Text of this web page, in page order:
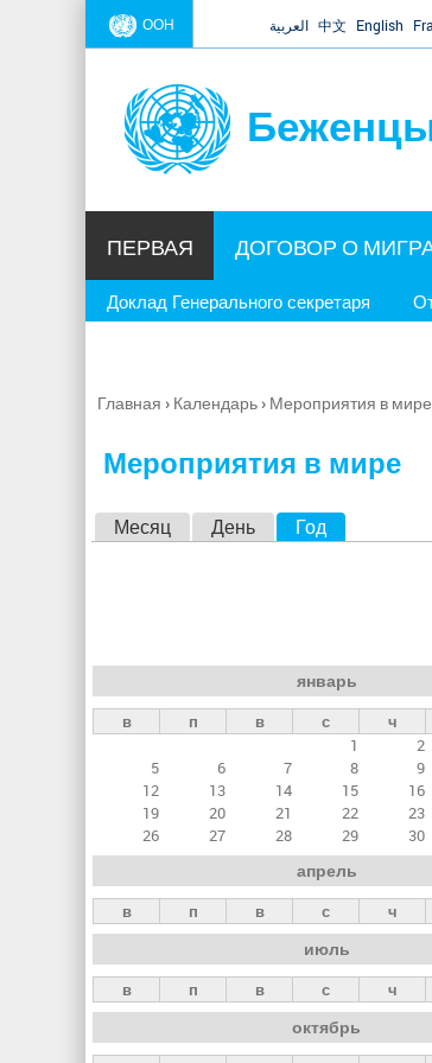
ООН العربية 中文 English
ПЕРВАЯ ДОГОВОР О
Доклад Генерального секретаря
Вы
Главная › Календарь› Мероприятия в мире
Мероприятия в мире
н
ы
е
а
д
к
и
Месяц День Год
январь
в п в с ч
1
2
5
6 7 8 9
12
13 14 15 16
19
20 21 22 23
26
27 28 29 30
апрель
в п в с ч
июль
в п в с ч
октябрь